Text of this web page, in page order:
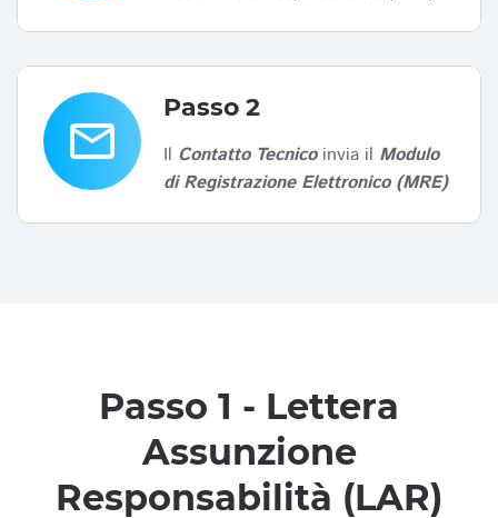
email
Passo 2
Il Contatto Tecnicoinvia il Modulo
di Registrazione Elettronico (MRE)
Passo 1 - Lettera
Assunzione
Responsabilità (LAR)